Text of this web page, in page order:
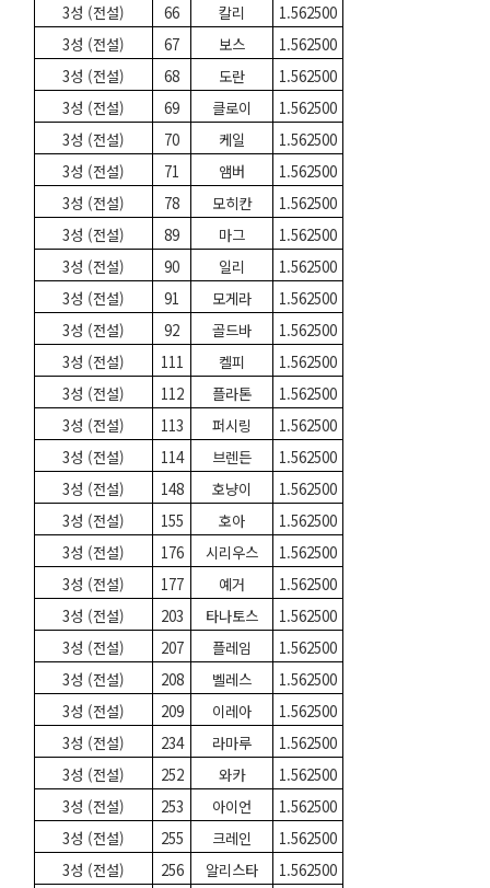
3성 (전설)
66 칼리
1.562500
3성 (전설)
67 보스
1.562500
3성 (전설)
68 도란
1.562500
3성 (전설)
69 클로이
1.562500
3성 (전설)
70 케일
1.562500
3성 (전설)
71 앰버
1.562500
3성 (전설)
78 모히칸
1.562500
3성 (전설)
89 마그
1.562500
3성 (전설)
90 일리
1.562500
3성 (전설)
91 모게라
1.562500
3성 (전설)
92 골드바
1.562500
3성 (전설)
111 켈피
1.562500
3성 (전설)
112 플라톤
1.562500
3성 (전설)
113 퍼시링
1.562500
3성 (전설)
114 브렌든
1.562500
3성 (전설)
148 호냥이
1.562500
3성 (전설)
155 호아
1.562500
3성 (전설)
176 시리우스
1.562500
3성 (전설)
177 예거
1.562500
3성 (전설)
203 타나토스
1.562500
3성 (전설)
207 플레임
1.562500
3성 (전설)
208 벨레스
1.562500
3성 (전설)
209 이레아
1.562500
3성 (전설)
234 라마루
1.562500
3성 (전설)
252 와카
1.562500
3성 (전설)
253 아이언
1.562500
3성 (전설)
255 크레인
1.562500
3성 (전설)
256 알리스타
1.562500